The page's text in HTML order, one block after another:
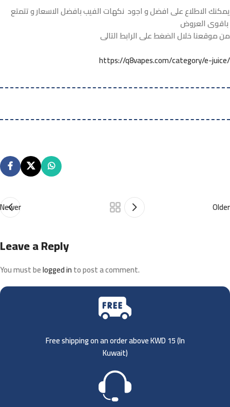
يمكنك الاطلاع على افضل و اجود نكهات الفيب بافضل الاسعار و تتمتع
من موقعنا خلال الضغط على الرابط التالى
https://q8vapes.com/category/e-juice/
Newer Older
Leave a Reply
You must belogged into post a comment.
Free shipping on an order above KWD 15 (In
Kuwait)